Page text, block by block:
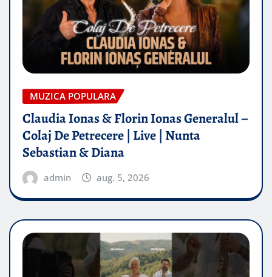
MUZICA POPULARA
Claudia Ionas & Florin Ionas Generalul –
Colaj De Petrecere | Live | Nunta
Sebastian & Diana
admin aug. 5, 2026